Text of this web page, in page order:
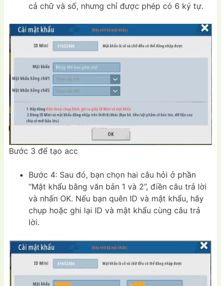
cả chữ và số, nhưng chỉ được phép có 6 ký tự.
Bước 3 để tạo acc
Bước 4: Sau đó, bạn chọn hai câu hỏi ở phần
“Mật khẩu bằng văn bản 1 và 2”, điền câu trả lời
và nhấn OK. Nếu bạn quên ID và mật khẩu, hãy
chụp hoặc ghi lại ID và mật khẩu cùng câu trả
lời.